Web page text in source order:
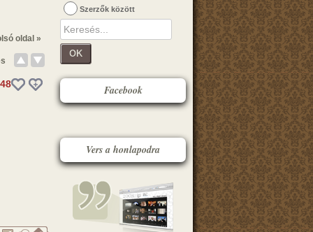
oldal »
Szerzők között
OK
Facebook
Vers a honlapodra